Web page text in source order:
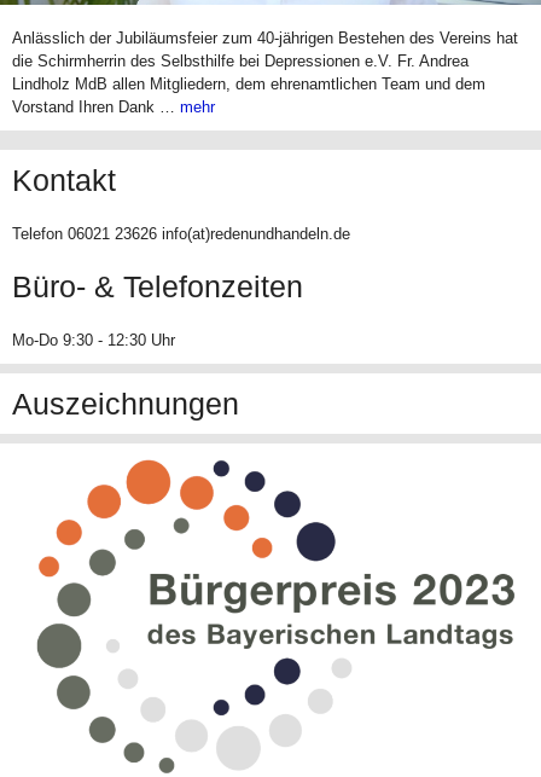
Anlässlich der Jubiläumsfeier zum 40-jährigen Bestehen des Vereins hat
die Schirmherrin des Selbsthilfe bei Depressionen e.V. Fr. Andrea
Lindholz MdB allen Mitgliedern, dem ehrenamtlichen Team und dem
Vorstand Ihren Dank … mehr
Kontakt
Telefon 06021 23626 info(at)redenundhandeln.de
Büro- & Telefonzeiten
Mo-Do 9:30 - 12:30 Uhr
Auszeichnungen